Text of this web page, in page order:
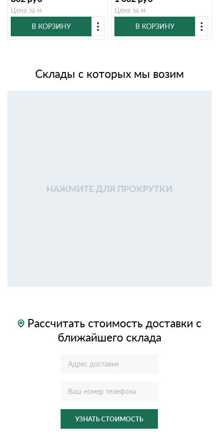
Цена за м
В КОРЗИНУ
Цена за м
В КОРЗИНУ
Склады с которых мы возим
НАЖМИТЕ ДЛЯ ПРОКРУТКИ
Рассчитать стоимость доставки с
ближайшего склада
УЗНАТЬ СТОИМОСТЬ